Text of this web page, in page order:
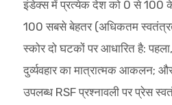
इंडेक्स में प्रत्येक देश को 0 से 100 के
100 सबसे बेहतर (अधिकतम
स्कोर दो घटकों पर आधारित है:
दुर्व्यवहार का मात्रात्मक आकलन;
उपलब्ध RSF प्रश्नावली पर प्रेस